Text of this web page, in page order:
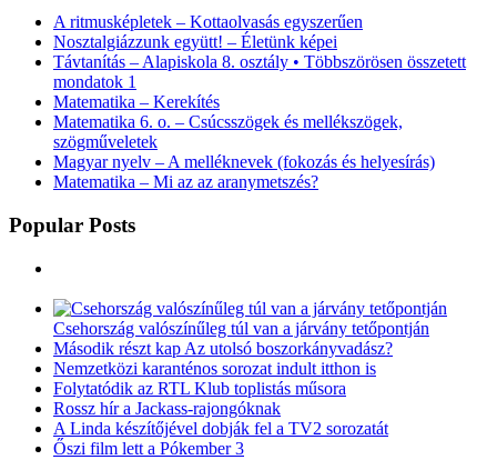
A ritmusképletek – Kottaolvasás egyszerűen
Nosztalgiázzunk együtt! – Életünk képei
Távtanítás – Alapiskola 8. osztály • Többszörösen összetett
mondatok 1
Matematika – Kerekítés
Matematika 6. o. – Csúcsszögek és mellékszögek,
szögműveletek
Magyar nyelv – A melléknevek (fokozás és helyesírás)
Matematika – Mi az az aranymetszés?
Popular Posts
Csehország valószínűleg túl van a járvány tetőpontján
Második részt kap Az utolsó boszorkányvadász?
Nemzetközi karanténos sorozat indult itthon is
Folytatódik az RTL Klub toplistás műsora
Rossz hír a Jackass-rajongóknak
A Linda készítőjével dobják fel a TV2 sorozatát
Őszi film lett a Pókember 3